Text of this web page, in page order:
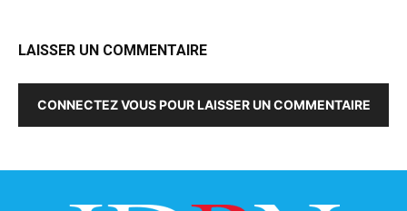
LAISSER UN COMMENTAIRE
CONNECTEZ VOUS POUR LAISSER UN COMMENTAIRE